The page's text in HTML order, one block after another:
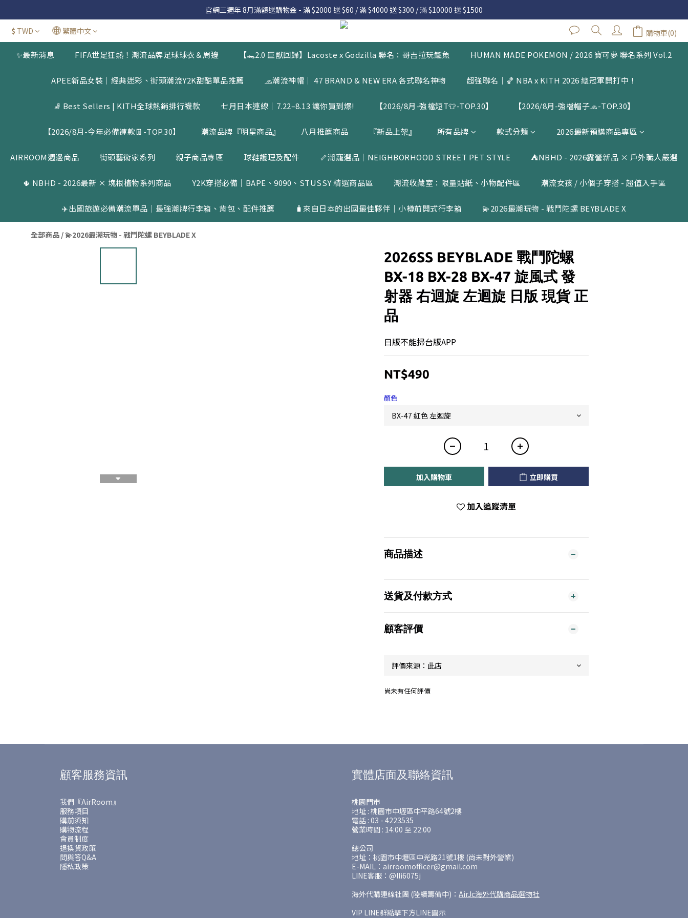
官網三週年 8月滿額送購物金 - 滿 $2000 送 $60 / 滿 $4000 送 $300 / 滿 $10000 送 $1500
官網三週年 8月滿額送購物金 - 滿 $2000 送 $60 / 滿 $4000 送 $300 / 滿 $10000 送 $1500
7.22 – 8.13 日本連線中，絕對讓你買到爆
新加入會員享有 $50購物金  |  消費滿$5000即可免運  |  會員好康制度請詳閱公告
$ TWD 繁體中文 購物車(0)
✨最新消息 FIFA世足狂熱！潮流品牌足球球衣＆周邊 【🐊2.0 巨獸回歸】Lacoste x Godzilla 聯名：哥吉拉玩鱷魚 HUMAN MADE POKEMON / 2026 寶可夢 聯名系列 Vol.2
APEE新品女裝｜經典迷彩、街頭潮流Y2K甜酷單品推薦 🧢潮流神帽｜ 47 BRAND & NEW ERA 各式聯名神物 超強聯名｜🏀 NBA x KITH 2026 總冠軍開打中！
🧦 Best Sellers | KITH全球熱銷排行襪款 七月日本連線｜7.22–8.13 讓你買到爆! 【2026/8月-強檔短T👕-TOP.30】 【2026/8月-強檔帽子🧢-TOP.30】
【2026/8月-今年必備褲款👖-TOP.30】 潮流品牌『明星商品』 八月推薦商品 『新品上架』 所有品牌 款式分類 2026最新預購商品專區
AIRROOM週邊商品 街頭藝術家系列 親子商品專區 球鞋護理及配件 🦴潮寵選品｜NEIGHBORHOOD STREET PET STYLE ⛺️NBHD - 2026露營新品 × 戶外職人嚴選
🌵 NBHD - 2026最新 × 塊根植物系列商品 Y2K穿搭必備｜BAPE、9090、STUSSY 精選商品區 潮流收藏室：限量貼紙、小物配件區 潮流女孩 / 小個子穿搭 - 超值入手區
✈️出國旅遊必備潮流單品｜最強潮牌行李箱、背包、配件推薦 🧳來自日本的出國最佳夥伴｜小樽前開式行李箱 💫2026最潮玩物 - 戰鬥陀螺 BEYBLADE X
全部商品 / 💫2026最潮玩物 - 戰鬥陀螺 BEYBLADE X
2026SS BEYBLADE 戰鬥陀螺
BX-18 BX-28 BX-47 旋風式 發
射器 右迴旋 左迴旋 日版 現貨 正
品
日版不能掃台版APP
NT$490
顏色
加入購物車 立即購買
加入追蹤清單
商品描述
送貨及付款方式
顧客評價
尚未有任何評價
立即購買
顧客服務資訊
我們『AirRoom』
服務項目
購前須知
購物流程
會員制度
退換貨政策
問與答Q&A
隱私政策
實體店面及聯絡資訊
桃園門市
地址 : 桃園市中壢區中平路64號2樓
電話 : 03 - 4223535
營業時間 : 14:00 至 22:00
總公司
地址：桃園市中壢區中光路21號1樓 (尚未對外營業)
E-MAIL：airroomofficer@gmail.com
LINE客服：@lli6075j
海外代購連線社團 (陸續籌備中)： AirJc海外代購商品選物社
VIP LINE群點擊下方LINE圖示